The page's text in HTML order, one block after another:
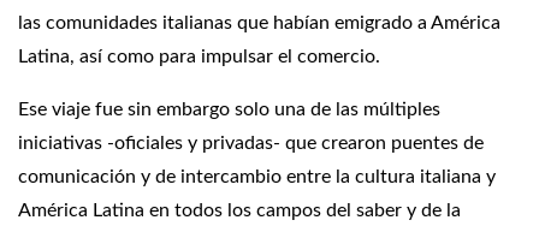
las comunidades italianas que habían emigrado a América
Latina, así como para impulsar el comercio.
Ese viaje fue sin embargo solo una de las múltiples
iniciativas -oficiales y privadas- que crearon puentes de
comunicación y de intercambio entre la cultura italiana y
América Latina en todos los campos del saber y de la